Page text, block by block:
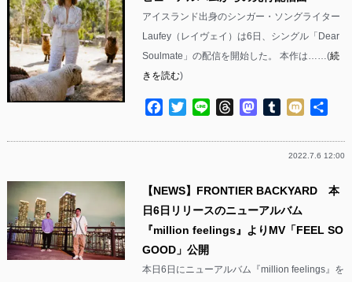
アイスランド出身のシンガー・ソングライター
Laufey（レイヴェイ）は6日、シングル「Dear
Soulmate」の配信を開始した。 本作は……(続
きを読む)
Facebook
TwitterLine ThreadsMastodon
Tumblr
Mixi
2022.7.6 12:00
【NEWS】FRONTIER BACKYARD 本
日6日リリースのニューアルバム
『million feelings』よりMV「FEEL SO
GOOD」公開
本日6日にニューアルバム『million feelings』を